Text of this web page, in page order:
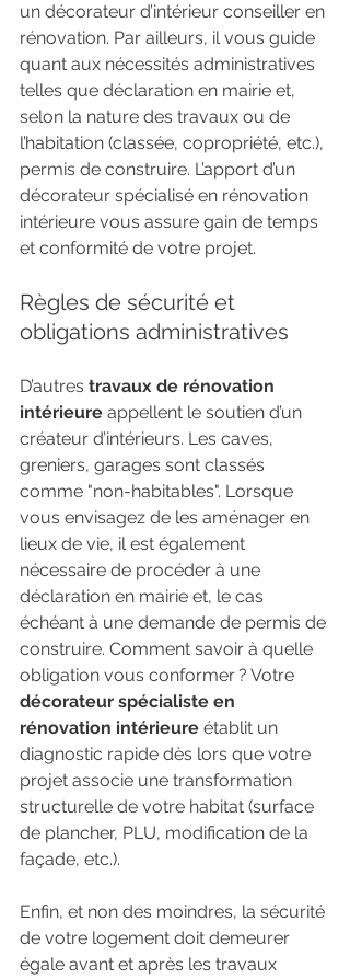
un décorateur d’intérieur conseiller en
rénovation. Par ailleurs, il vous guide
quant aux nécessités administratives
telles que déclaration en mairie et,
selon la nature des travaux ou de
l’habitation (classée, copropriété, etc.),
permis de construire. L’apport d’un
décorateur spécialisé en rénovation
intérieure vous assure gain de temps
et conformité de votre projet.
Règles de sécurité et
obligations administratives
D’autres travaux de rénovation
intérieure appellent le soutien d’un
créateur d’intérieurs. Les caves,
greniers, garages sont classés
comme "non-habitables". Lorsque
vous envisagez de les aménager en
lieux de vie, il est également
nécessaire de procéder à une
déclaration en mairie et, le cas
échéant à une demande de permis de
construire. Comment savoir à quelle
obligation vous conformer ? Votre
décorateur spécialiste en
rénovation intérieure établit un
diagnostic rapide dès lors que votre
projet associe une transformation
structurelle de votre habitat (surface
de plancher, PLU, modification de la
façade, etc.).
Enfin, et non des moindres, la sécurité
de votre logement doit demeurer
égale avant et après les travaux